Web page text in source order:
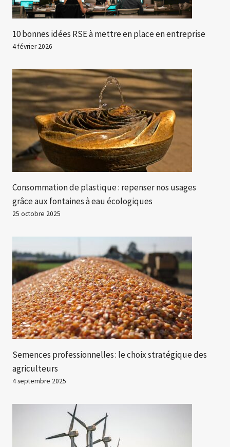
10 bonnes idées RSE à mettre en place en entreprise
4 février 2026
Consommation de plastique : repenser nos usages
grâce aux fontaines à eau écologiques
25 octobre 2025
Semences professionnelles : le choix stratégique des
agriculteurs
4 septembre 2025